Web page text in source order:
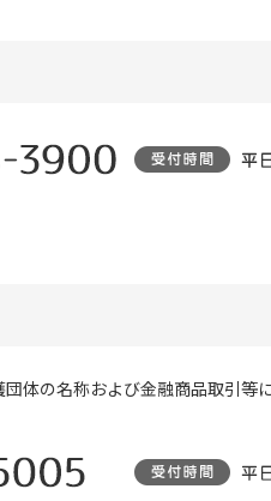
体の名称および金融商品取引等